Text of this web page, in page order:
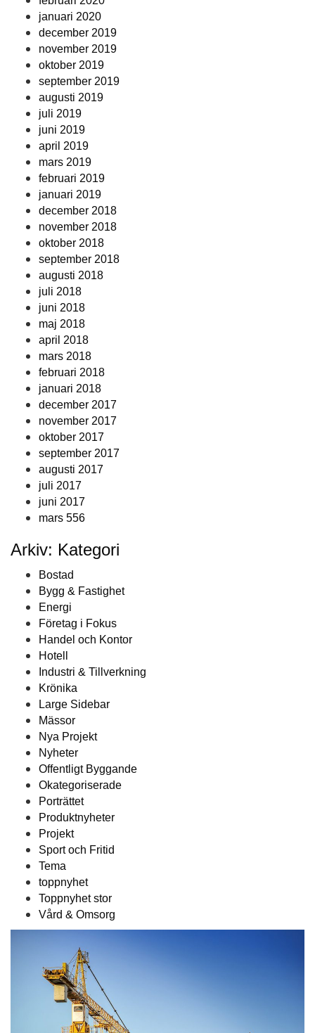
januari 2020
december 2019
november 2019
oktober 2019
september 2019
augusti 2019
juli 2019
juni 2019
april 2019
mars 2019
februari 2019
januari 2019
december 2018
november 2018
oktober 2018
september 2018
augusti 2018
juli 2018
juni 2018
maj 2018
april 2018
mars 2018
februari 2018
januari 2018
december 2017
november 2017
oktober 2017
september 2017
augusti 2017
juli 2017
juni 2017
mars 556
Arkiv: Kategori
Bostad
Bygg & Fastighet
Energi
Företag i Fokus
Handel och Kontor
Hotell
Industri & Tillverkning
Krönika
Large Sidebar
Mässor
Nya Projekt
Nyheter
Offentligt Byggande
Okategoriserade
Porträttet
Produktnyheter
Projekt
Sport och Fritid
Tema
toppnyhet
Toppnyhet stor
Vård & Omsorg